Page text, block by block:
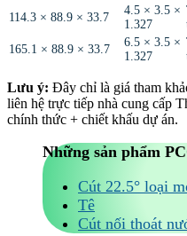
114.3 × 88.9 × 33.7
4.5 × 3.5 ×
1.327
165.1 × 88.9 × 33.7
6.5 × 3.5 ×
1.327
Lưu ý: Đây chỉ là giá tham
liên hệ trực tiếp nhà cung cấp
chính thức + chiết khấu dự án.
Những sản phẩm
Cút 22.5° loại
Tê
Cút nối thoát